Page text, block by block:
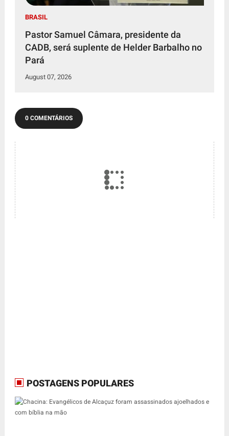
BRASIL
Pastor Samuel Câmara, presidente da
CADB, será suplente de Helder Barbalho no
Pará
August 07, 2026
0 COMENTÁRIOS
POSTAGENS POPULARES